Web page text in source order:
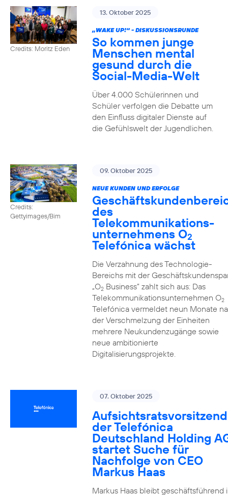
Credits: Moritz Eden
13. Oktober 2025
„WAKE UP!“ - DISKUSSIONSRUNDE
So kommen junge
Menschen mental
gesund durch die
Social-Media-Welt
Über 4.000 Schülerinnen und
Schüler verfolgen die Debatte um
den Einfluss digitaler Dienste auf
die Gefühlswelt der Jugendlichen.
Credits:
Gettyimages/Bim
09. Oktober 2025
NEUE KUNDEN UND ERFOLGE
des
Telekommunikations­
unternehmens O2
Telefónica wächst
Die Verzahnung des Technologie-
Bereichs mit der
„O2Business” zahlt sich aus: Das
Telekommunikationsunternehmen O2
Telefónica vermeldet neun Monate
der Verschmelzung der Einheiten
mehrere Neukundenzugänge sowie
neue ambitionierte
Digitalisierungsprojekte.
07. Oktober 2025
der Telefónica
Deutschland Holding
startet Suche für
Nachfolge von CEO
Markus Haas
Markus Haas bleibt geschäftsführend